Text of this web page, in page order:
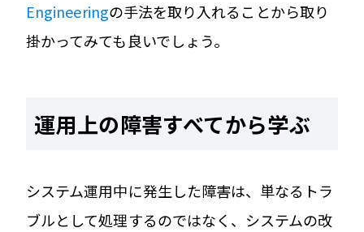
Engineeringの手法を取り入れることから取り
掛かってみても良いでしょう。
運用上の障害すべてから学ぶ
システム運用中に発生した障害は、単なるトラ
ブルとして処理するのではなく、システムの改